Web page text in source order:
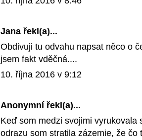
Jana řekl(a)...
Obdivuji tu odvahu napsat něco o
jsem fakt vděčná....
10. října 2016 v 9:12
Anonymní řekl(a)...
Keď som medzi svojimi vyrukovala
odrazu som stratila zázemie, že